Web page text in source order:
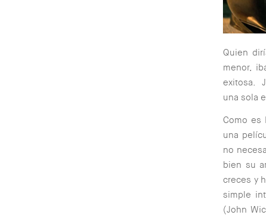
Quien
menor,
exitosa.
una sola
Como es
una
no
bien su
creces y
simple
(John